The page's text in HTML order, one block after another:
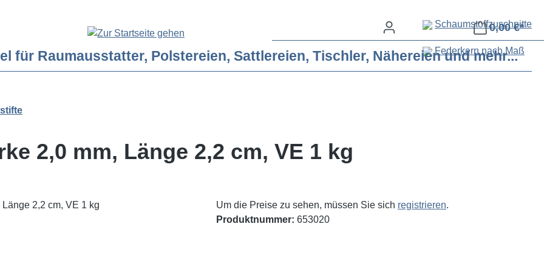
Schaumstoffzuschnitte
Federkern nach Maß
0,00 €*
für Raumausstatter, Polstereien, Sattlereien, Tischler, Nähereien und mehr...
2,0 mm, Länge 2,2 cm, VE 1 kg
Um die Preise zu sehen, müssen Sie sich registrieren.
Produktnummer: 653020